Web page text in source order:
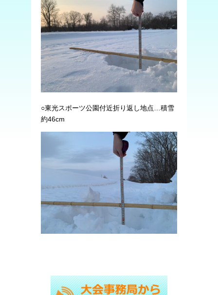
○東光スポーツ公園付近折り返し地点…積雪
約46cm